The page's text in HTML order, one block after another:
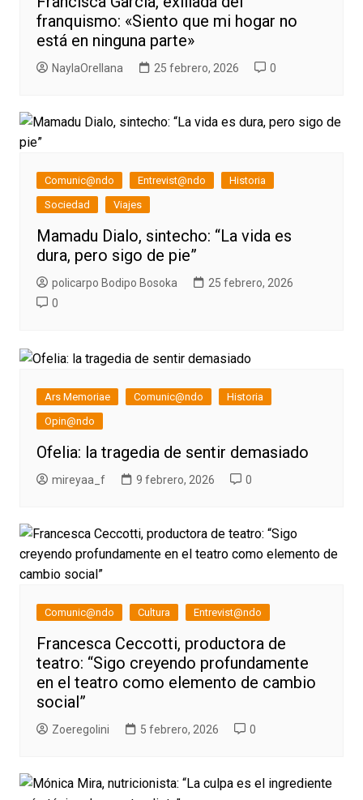
franquismo: «Siento que mi hogar no
está en ninguna parte»
NaylaOrellana 25 febrero, 2026 0
Comunic@ndo Entrevist@ndo
Historia
Sociedad
Viajes
Mamadu Dialo, sintecho: “La vida es
dura, pero sigo de pie”
policarpo Bodipo Bosoka
25 febrero, 2026
0
Ars Memoriae Comunic@ndo
Historia
Opin@ndo
Ofelia: la tragedia de sentir demasiado
mireyaa_f 9 febrero, 2026 0
Comunic@ndo Cultura Entrevist@ndo
Francesca Ceccotti, productora de
teatro: “Sigo creyendo profundamente
en el teatro como elemento de cambio
social”
Zoeregolini 5 febrero, 2026 0